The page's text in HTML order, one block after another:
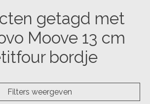
getagd met
Moove 13 cm
bordje
Filters weergeven